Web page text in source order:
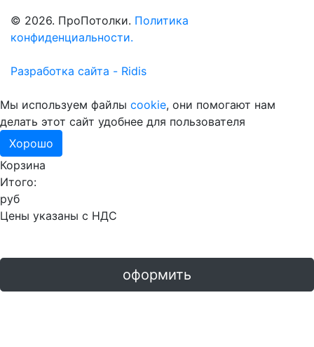
© 2026. ПроПотолки. Политика
конфиденциальности.
Разработка сайта - Ridis
Мы используем файлы cookie, они помогают нам
делать этот сайт удобнее для пользователя
Хорошо
Корзина
Итого:
руб
Цены указаны с НДС
оформить